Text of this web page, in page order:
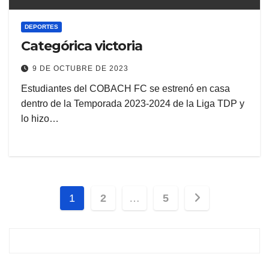
DEPORTES
Categórica victoria
9 DE OCTUBRE DE 2023
Estudiantes del COBACH FC se estrenó en casa
dentro de la Temporada 2023-2024 de la Liga TDP y
lo hizo…
Paginación
1 2 … 5